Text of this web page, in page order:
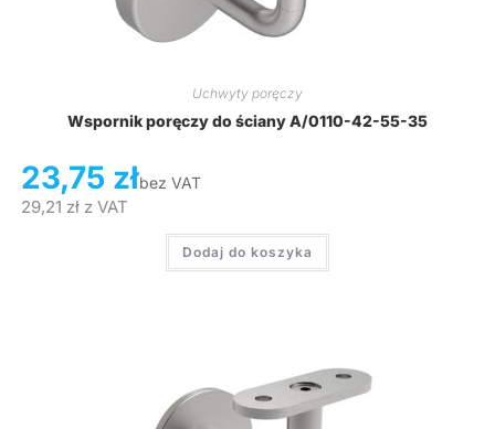
Uchwyty poręczy
Wspornik poręczy do ściany A/0110-42-55-35
23,75 złbez VAT
29,21 złz VAT
Dodaj do koszyka